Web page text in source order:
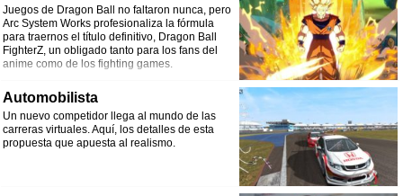
Juegos de Dragon Ball no faltaron nunca, pero
Arc System Works profesionaliza la fórmula
para traernos el título definitivo, Dragon Ball
FighterZ, un obligado tanto para los fans del
anime como de los fighting games.
Automobilista
Un nuevo competidor llega al mundo de las
carreras virtuales. Aquí, los detalles de esta
propuesta que apuesta al realismo.